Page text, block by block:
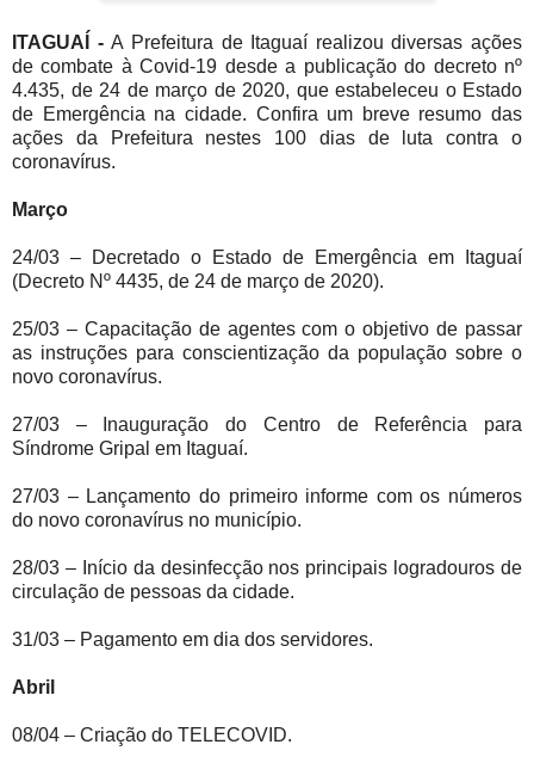
ITAGUAÍ -A Prefeitura de Itaguaí realizou diversas ações
de combate à Covid-19 desde a publicação do decreto nº
4.435, de 24 de março de 2020, que estabeleceu o Estado
de Emergência na cidade. Confira um breve resumo das
ações da Prefeitura nestes 100 dias de luta contra o
coronavírus.
Março
24/03 – Decretado o Estado de Emergência em Itaguaí
(Decreto Nº 4435, de 24 de março de 2020).
25/03 – Capacitação de agentes com o objetivo de passar
as instruções para conscientização da população sobre o
novo coronavírus.
27/03 – Inauguração do Centro de Referência para
Síndrome Gripal em Itaguaí.
27/03 – Lançamento do primeiro informe com os números
do novo coronavírus no município.
28/03 – Início da desinfecção nos principais logradouros de
circulação de pessoas da cidade.
31/03 – Pagamento em dia dos servidores.
Abril
08/04 – Criação do TELECOVID.